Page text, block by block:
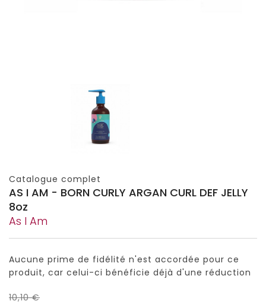
Catalogue complet
AS I AM - BORN CURLY ARGAN CURL DEF JELLY
8oz
As I Am
Aucune prime de fidélité n'est accordée pour ce
produit, car celui-ci bénéficie déjà d'une réduction
10,10 €